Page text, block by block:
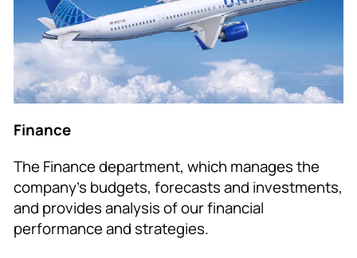
Finance
The Finance department, which manages the
company’s budgets, forecasts and investments,
and provides analysis of our financial
performance and strategies.